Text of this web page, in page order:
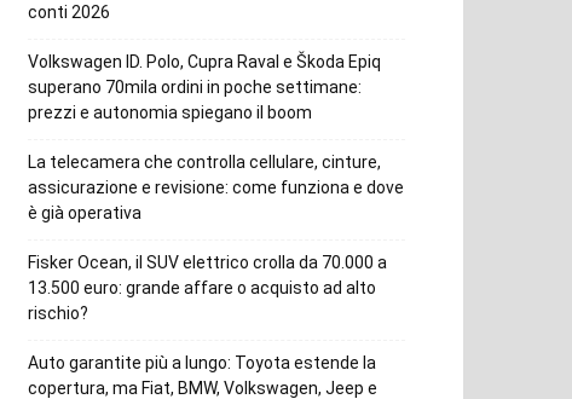
conti 2026
Volkswagen ID. Polo, Cupra Raval e Škoda Epiq
superano 70mila ordini in poche settimane:
prezzi e autonomia spiegano il boom
La telecamera che controlla cellulare, cinture,
assicurazione e revisione: come funziona e dove
è già operativa
Fisker Ocean, il SUV elettrico crolla da 70.000 a
13.500 euro: grande affare o acquisto ad alto
rischio?
Auto garantite più a lungo: Toyota estende la
copertura, ma Fiat, BMW, Volkswagen, Jeep e